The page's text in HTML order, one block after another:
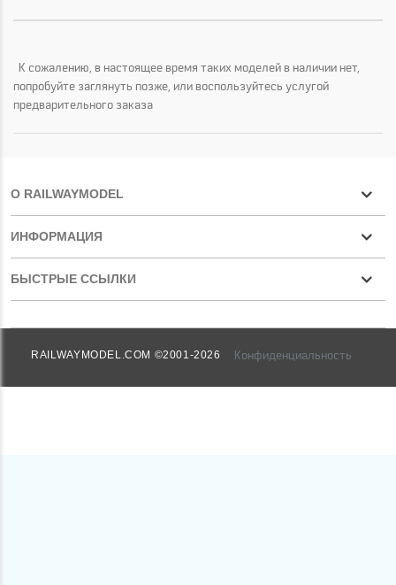
К сожалению, в настоящее время таких моделей в наличии нет,
попробуйте заглянуть позже, или воспользуйтесь услугой
предварительного заказа
О RAILWAYMODEL
ИНФОРМАЦИЯ
БЫСТРЫЕ ССЫЛКИ
RAILWAYMODEL.COM ©2001-2026 Конфиденциальность